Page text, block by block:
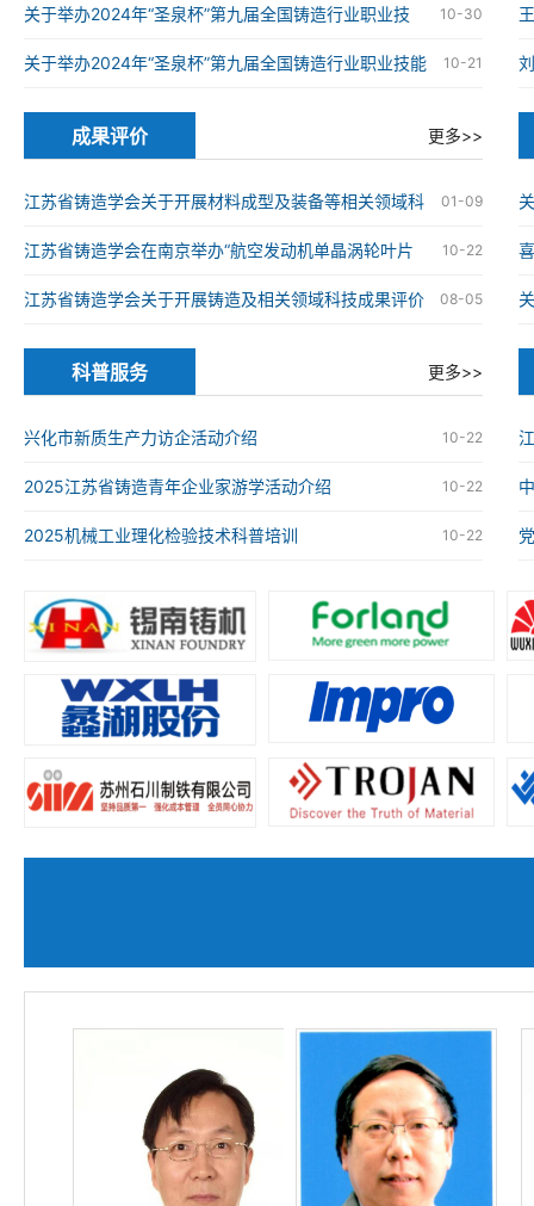
加第九届全国铸造行业职业技能竞赛并获奖 10-30
关于举办2024年“圣泉杯”第九届全国铸造行业职业技
能竞赛的通知 10-21
关于举办2024年“圣泉杯”第九届全国铸造行业职业技能
竞赛的通知
成果评价 更多>>
01-09
江苏省铸造学会关于开展材料成型及装备等相关领域科
技成果评价工作的通知 10-22
江苏省铸造学会在南京举办“航空发动机单晶涡轮叶片
仿生结构设计与精准制造技术”科技成果评价会 08-05
江苏省铸造学会关于开展铸造及相关领域科技成果评价
工作的通知
科普服务 更多>>
10-22
兴化市新质生产力访企活动介绍
10-22
2025江苏省铸造青年企业家游学活动介绍
10-22
2025机械工业理化检验技术科普培训